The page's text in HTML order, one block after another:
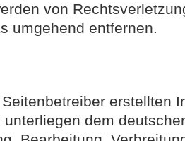
von
umgehend entfernen.
erstellten
dem